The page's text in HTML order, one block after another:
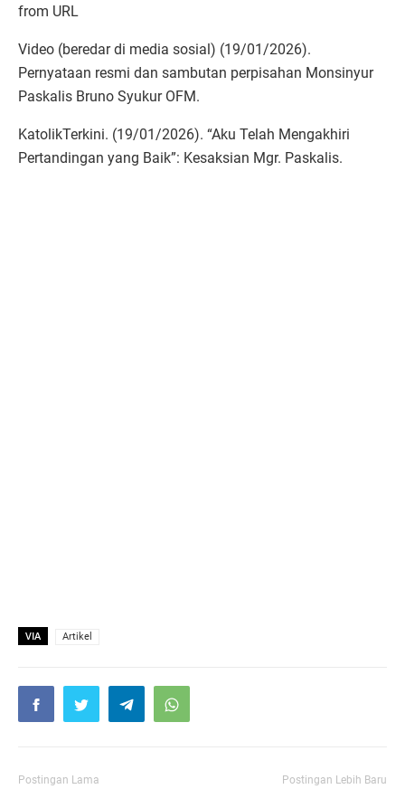
from URL
Video (beredar di media sosial) (19/01/2026).
Pernyataan resmi dan sambutan perpisahan Monsinyur
Paskalis Bruno Syukur OFM.
KatolikTerkini. (19/01/2026). “Aku Telah Mengakhiri
Pertandingan yang Baik”: Kesaksian Mgr. Paskalis.
VIA Artikel
Postingan Lama Postingan Lebih Baru